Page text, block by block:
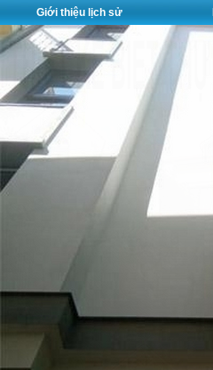
Giới thiệu lịch sử